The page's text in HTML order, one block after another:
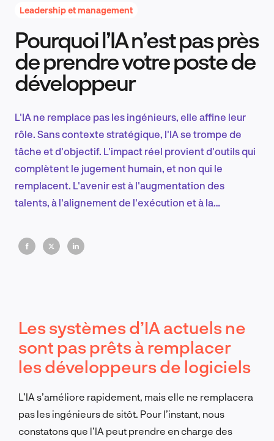
Recherche et conception produit
EN
Leadership et management
Pourquoi l’IA n’est pas près
de prendre votre poste de
développeur
L'IA ne remplace pas les ingénieurs, elle affine leur
rôle. Sans contexte stratégique, l'IA se trompe de
tâche et d'objectif. L'impact réel provient d'outils qui
complètent le jugement humain, et non qui le
remplacent. L'avenir est à l'augmentation des
talents, à l'alignement de l'exécution et à la
Les systèmes d’IA actuels ne
sont pas prêts à remplacer
les développeurs de logiciels
L’IA s’améliore rapidement, mais elle ne remplacera
pas les ingénieurs de sitôt. Pour l’instant, nous
constatons que l’IA peut prendre en charge des